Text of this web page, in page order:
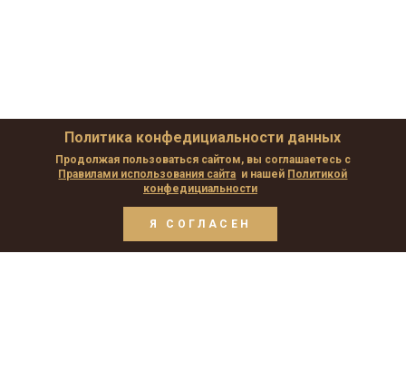
Политика конфедициальности данных
Продолжая пользоваться сайтом, вы соглашаетесь с
Правилами использования сайта и нашей Политикой
конфедициальности
Я СОГЛАСЕН